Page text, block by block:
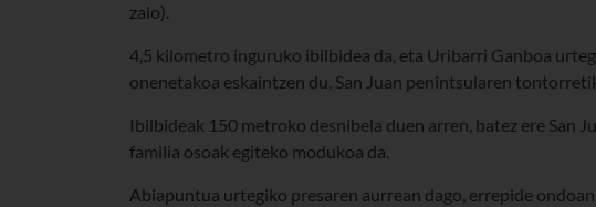
zaio).
4,5 kilometro inguruko ibilbidea da, eta Uribarri Ganboa
onenetakoa eskaintzen du, San Juan penintsularen
Ibilbideak 150 metroko desnibela duen arren, batez ere San
familia osoak egiteko modukoa da.
Abiapuntua urtegiko presaren aurrean dago, errepide